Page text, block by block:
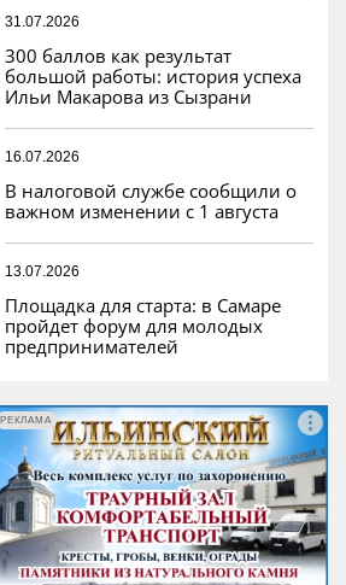
31.07.2026
300 баллов как результат
большой работы: история успеха
Ильи Макарова из Сызрани
16.07.2026
В налоговой службе сообщили о
важном изменении с 1 августа
13.07.2026
Площадка для старта: в Самаре
пройдет форум для молодых
предпринимателей
РЕКЛАМА